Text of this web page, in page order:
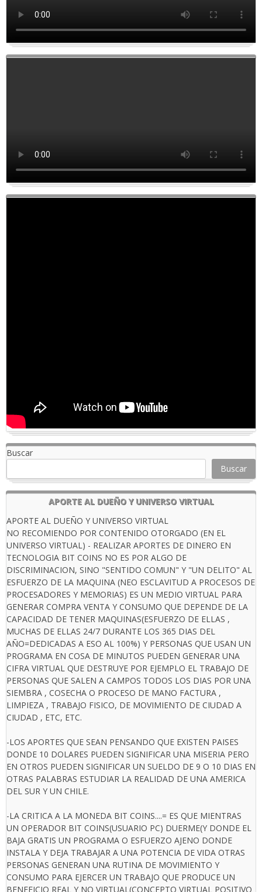
Buscar
Buscar
APORTE AL DUEÑO Y UNIVERSO VIRTUAL
APORTE AL DUEÑO Y UNIVERSO VIRTUAL
NO RECOMIENDO POR CONTENIDO OTORGADO (EN EL
UNIVERSO VIRTUAL) - REALIZAR APORTES DE DINERO EN
TECNOLOGIA BIT COINS NO ES POR ALGO DE
DISCRIMINACION, SINO "SENTIDO COMUN" Y "UN DELITO" AL
ESFUERZO DE LA MAQUINA (NEO ESCLAVITUD A PROCESOS DE
PROCESADORES Y MEMORIAS) ES UN MEDIO VIRTUAL PARA
GENERAR COMPRA VENTA Y CONSUMO QUE DEPENDE DE LA
CAPACIDAD DE TENER MAQUINAS(ESFUERZO DE ELLAS ,
MUCHAS DE ELLAS 24/7 DURANTE LOS 365 DIAS DEL
AÑO=DEDICADAS A ESO AL 100%) Y PERSONAS QUE USAN UN
PROGRAMA EN COSA DE MINUTOS PUEDEN GENERAR UNA
CIFRA VIRTUAL QUE DESTRUYE POR EJEMPLO EL TRABAJO DE
PERSONAS QUE SALEN A CAMPOS TODOS LOS DIAS POR UNA
SIEMBRA , COSECHA O PROCESO DE MANO FACTURA ,
LIMPIEZA , TRABAJO FISICO, DE MOVIMIENTO DE CIUDAD A
CIUDAD , ETC, ETC.
-LOS APORTES QUE SEAN PENSANDO QUE EXISTEN PAISES
DONDE 10 DOLARES PUEDEN SIGNIFICAR UNA MISERIA PERO
EN OTROS PUEDEN SIGNIFICAR UN SUELDO DE 9 O 10 DIAS EN
OTRAS PALABRAS ESTUDIAR LA REALIDAD DE UNA AMERICA
DEL SUR Y UN CHILE.
-LA CRITICA A LA MONEDA BIT COINS....= ES QUE MIENTRAS
UN OPERADOR BIT COINS(USUARIO PC) DUERME(Y DONDE EL
BAJA GRATIS UN PROGRAMA O ESFUERZO AJENO DONDE
INSTALA Y DEJA TRABAJAR A UNA POTENCIA DE VIDA OTRAS
PERSONAS GENERAN UNA RUTINA DE MOVIMIENTO Y
CONSUMO PARA EJERCER UN TRABAJO QUE PRODUCE UN
BENEFICIO REAL Y NO VIRTUAL(CONCEPTO VIRTUAL POSITIVO